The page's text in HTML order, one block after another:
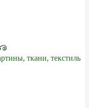
ткани, текстиль